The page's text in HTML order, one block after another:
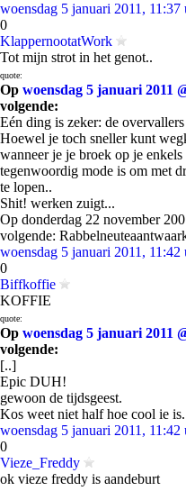
woensdag 5 januari 2011, 11:37
0
KlappernootatWork
Tot mijn strot in het genot..
quote:
Op woensdag 5 januari 2011
volgende:
Eén ding is zeker: de
Hoewel je toch sneller kunt
wanneer je je broek op je
tegenwoordig mode is om met
te lopen..
Shit! werken zuigt...
Op donderdag 22 november
volgende:
woensdag 5 januari 2011, 11:42
0
Biffkoffie
KOFFIE
quote:
Op woensdag 5 januari 2011
volgende:
[..]
Epic DUH!
gewoon de tijdsgeest.
Kos weet niet half hoe cool ie is.
woensdag 5 januari 2011, 11:42
0
Vieze_Freddy
ok vieze freddy is aandeburt